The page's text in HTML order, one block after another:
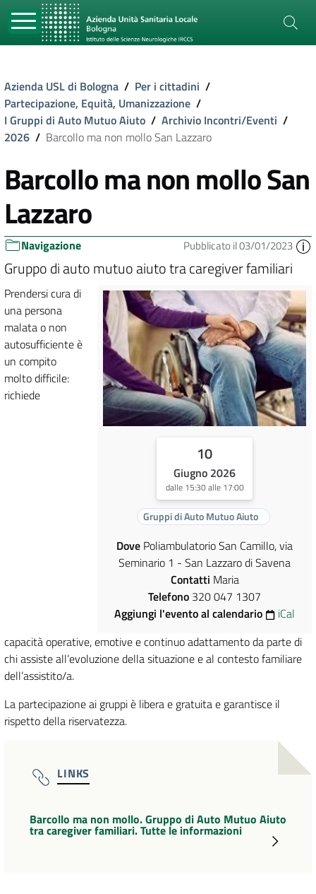
Azienda USL di Bologna / Per i cittadini /
Partecipazione, Equità, Umanizzazione /
I Gruppi di Auto Mutuo Aiuto / Archivio Incontri/Eventi /
2026 / Barcollo ma non mollo San Lazzaro
Barcollo ma non mollo San
Lazzaro
Navigazione Pubblicato il 03/01/2023
Gruppo di auto mutuo aiuto tra caregiver familiari
10
Giugno 2026
dalle 15:30 alle 17:00
Gruppi di Auto Mutuo Aiuto
Dove Poliambulatorio San Camillo, via
Seminario 1 - San Lazzaro di Savena
Contatti Maria
Telefono 320 047 1307
Aggiungi l'evento al calendario
iCal
Prendersi cura di
una persona
malata o non
autosufficiente è
un compito
molto difficile:
richiede
capacità operative, emotive e continuo adattamento da parte di
chi assiste all’evoluzione della situazione e al contesto familiare
dell’assistito/a.
La partecipazione ai gruppi è libera e gratuita e garantisce il
rispetto della riservatezza.
LINKS
Barcollo ma non mollo. Gruppo di Auto Mutuo Aiuto
tra caregiver familiari. Tutte le informazioni